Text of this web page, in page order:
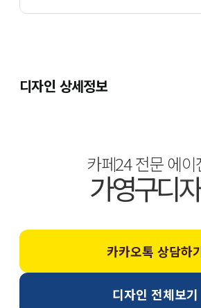
디자인 상세정보
카페24 전문 에이
가영구디자
카카오톡 상담하
디자인 전체보기